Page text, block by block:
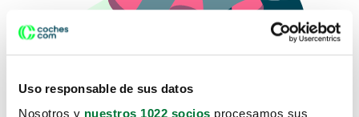
Uso responsable de sus datos
Nosotros y nuestros 1022 socios procesamos sus